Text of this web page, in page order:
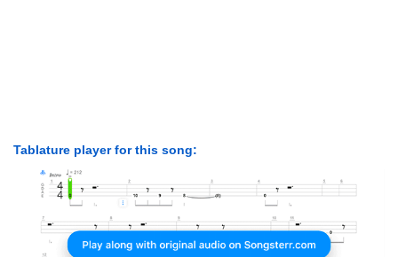
Tablature player for this song: